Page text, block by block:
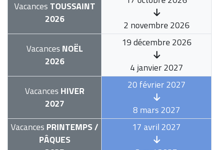
Vacances TOUSSAINT
2026
2 novembre 2026
Vacances NOËL
2026
19 décembre 2026
4 janvier 2027
Vacances HIVER
2027
20 février 2027
8 mars 2027
Vacances PRINTEMPS /
PÂQUES
17 avril 2027